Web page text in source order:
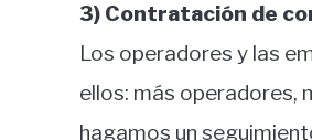
3) Contratación de
Los operadores y las
ellos: más operadores,
hagamos un